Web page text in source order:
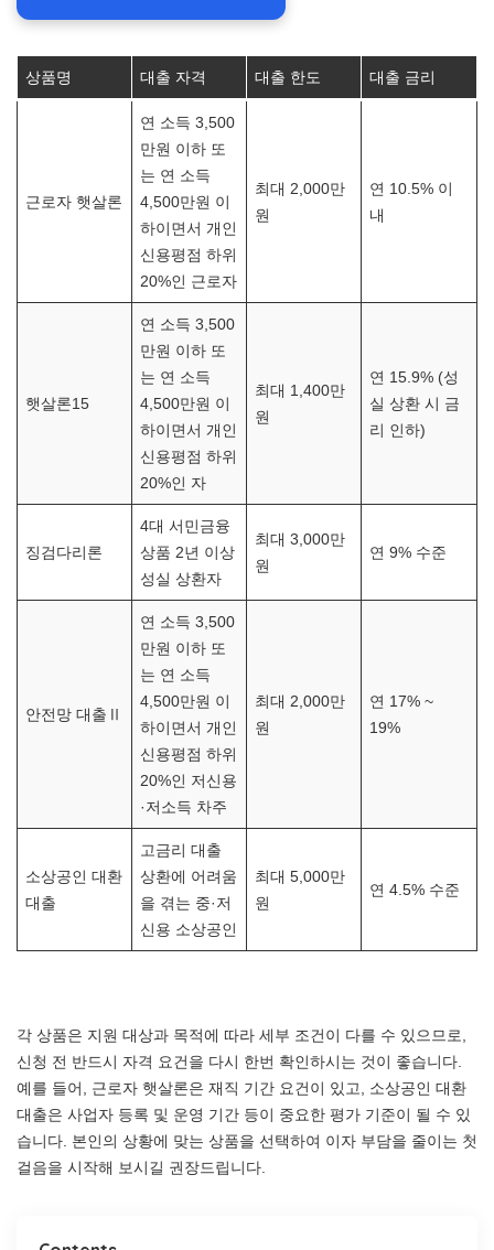
상품명 대출 자격 대출 한도 대출 금리
근로자 햇살론
연 소득 3,500
만원 이하 또
는 연 소득
4,500만원 이
하이면서 개인
신용평점 하위
20%인 근로자
최대 2,000만
원
연 10.5% 이
내
햇살론15
연 소득 3,500
만원 이하 또
는 연 소득
4,500만원 이
하이면서 개인
신용평점 하위
20%인 자
최대 1,400만
원
연 15.9% (성
실 상환 시 금
리 인하)
징검다리론
4대 서민금융
상품 2년 이상
성실 상환자
최대 3,000만
원
연 9% 수준
안전망 대출Ⅱ
연 소득 3,500
만원 이하 또
는 연 소득
4,500만원 이
하이면서 개인
신용평점 하위
20%인 저신용
·저소득 차주
최대 2,000만
원
연 17% ~
19%
소상공인 대환
대출
고금리 대출
상환에 어려움
을 겪는 중·저
신용 소상공인
최대 5,000만
원
연 4.5% 수준
각 상품은 지원 대상과 목적에 따라 세부 조건이 다를 수 있으므로,
신청 전 반드시 자격 요건을 다시 한번 확인하시는 것이 좋습니다.
예를 들어, 근로자 햇살론은 재직 기간 요건이 있고, 소상공인 대환
대출은 사업자 등록 및 운영 기간 등이 중요한 평가 기준이 될 수 있
습니다. 본인의 상황에 맞는 상품을 선택하여 이자 부담을 줄이는 첫
걸음을 시작해 보시길 권장드립니다.